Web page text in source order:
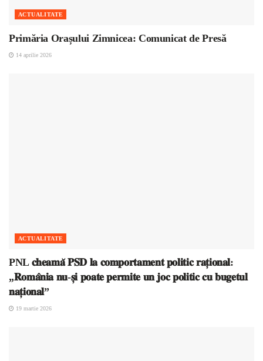
ACTUALITATE
Primăria Orașului Zimnicea: Comunicat de Presă
14 aprilie 2026
ACTUALITATE
PNL 𝐜𝐡𝐞𝐚𝐦𝐚̆ 𝐏𝐒𝐃 𝐥𝐚 𝐜𝐨𝐦𝐩𝐨𝐫𝐭𝐚𝐦𝐞𝐧𝐭 𝐩𝐨𝐥𝐢𝐭𝐢𝐜 𝐫𝐚𝐭̦𝐢𝐨𝐧𝐚𝐥:
„𝐑𝐨𝐦𝐚̂𝐧𝐢𝐚 𝐧𝐮-𝐬̦𝐢 𝐩𝐨𝐚𝐭𝐞 𝐩𝐞𝐫𝐦𝐢𝐭𝐞 𝐮𝐧 𝐣𝐨𝐜 𝐩𝐨𝐥𝐢𝐭𝐢𝐜 𝐜𝐮 𝐛𝐮𝐠𝐞𝐭𝐮𝐥
𝐧𝐚𝐭̦𝐢𝐨𝐧𝐚𝐥”
19 martie 2026